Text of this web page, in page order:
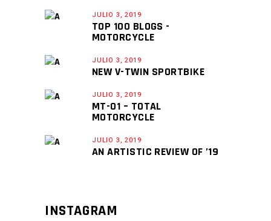
JULIO 3, 2019
TOP 100 BLOGS -
MOTORCYCLE
JULIO 3, 2019
NEW V-TWIN SPORTBIKE
JULIO 3, 2019
MT-01 – TOTAL
MOTORCYCLE
JULIO 3, 2019
AN ARTISTIC REVIEW OF ’19
INSTAGRAM